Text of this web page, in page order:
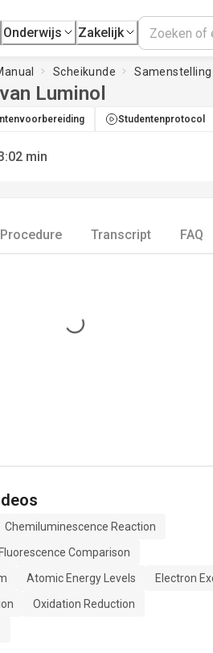
Onderwijs Zakelijk
Scheikunde
Luminol
Studentenprotocol
min
Procedure Transcript FAQ
Loading...
Chemiluminescence Reaction
Fluorescence Comparison
Atomic Energy Levels
Electron
Oxidation Reduction